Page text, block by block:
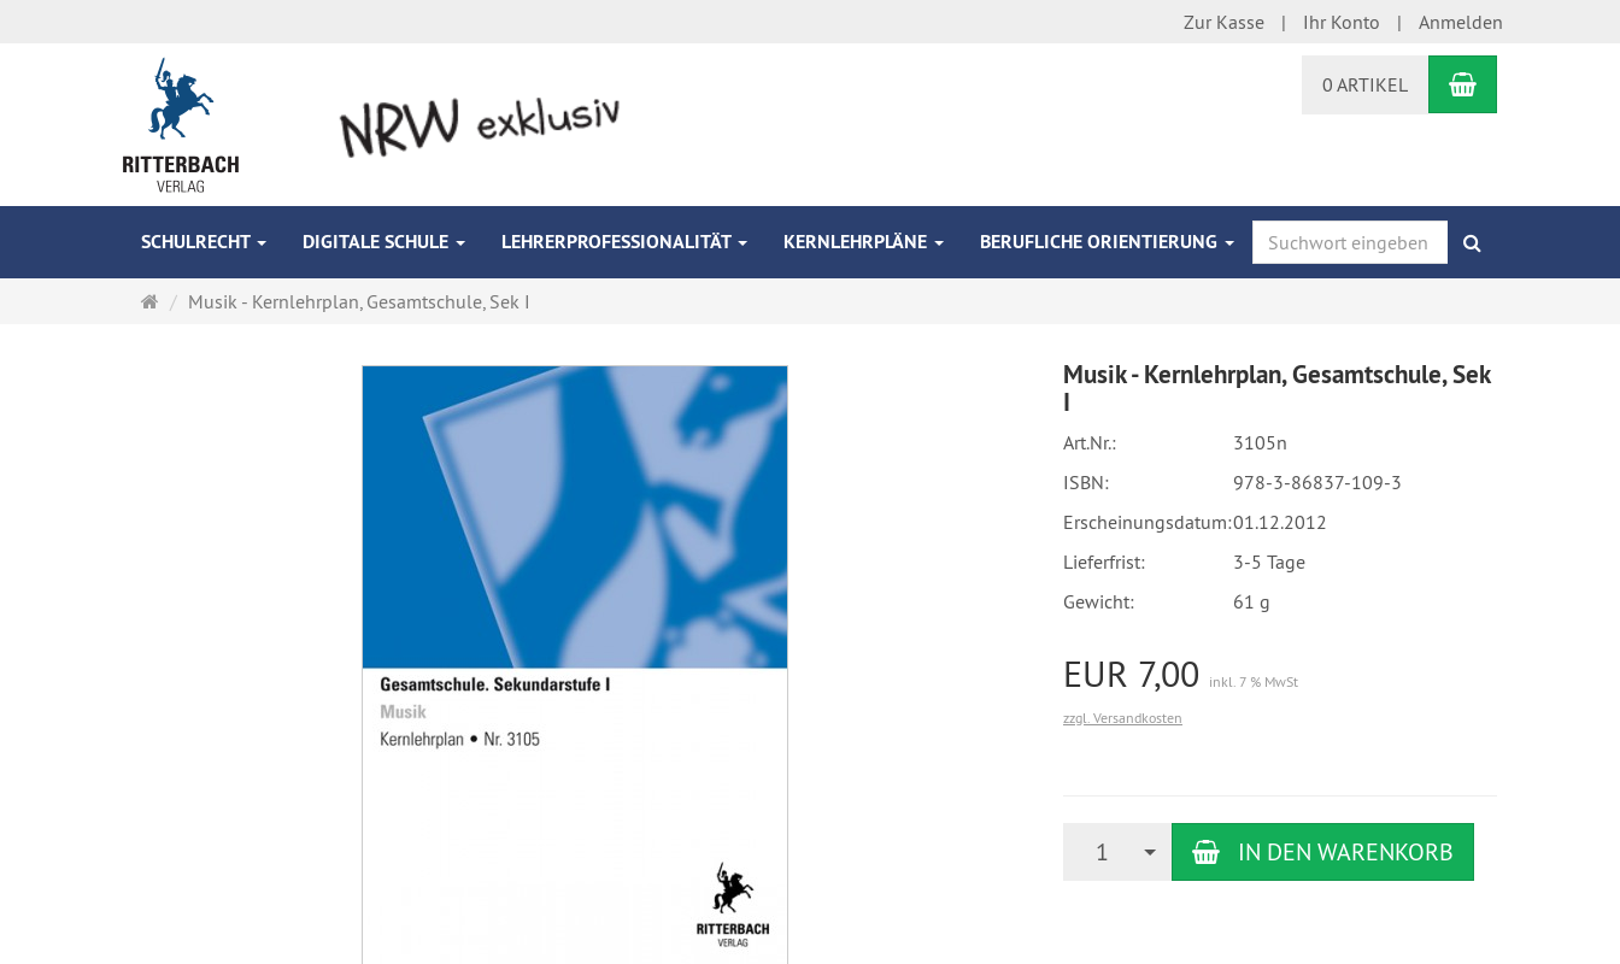
Zur Kasse Ihr Konto Anmelden
0 ARTIKEL WARENKORB
SCHULRECHT DIGITALE SCHULE LEHRERPROFESSIONALITÄT KERNLEHRPLÄNE BERUFLICHE ORIENTIERUNG
Startseite
Musik - Kernlehrplan, Gesamtschule, Sek I
Musik - Kernlehrplan, Gesamtschule, Sek
I
Art.Nr.:
3105n
ISBN:
978-3-86837-109-3
Erscheinungsdatum:01.12.2012
Lieferfrist:
3-5 Tage
Gewicht:
61 g
EUR 7,00
inkl. 7 % MwSt
zzgl. Versandkosten
1 IN DEN WARENKORB